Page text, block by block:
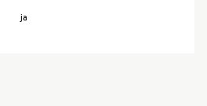
ja